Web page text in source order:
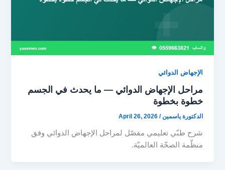
الإجهاض الدوائي
مراحل الإجهاض الدوائي — ما يحدث في الجسم
خطوة بخطوة
الدكتورة ياسمين/
April 26, 2026
شرح طبّي تعليمي مفصّل لمراحل الإجهاض الدوائي وفق
منظّمة الصحّة العالميّة.